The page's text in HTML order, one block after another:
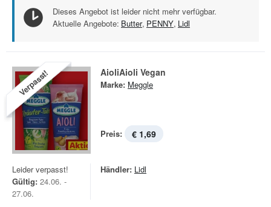
Dieses Angebot ist leider nicht mehr verfügbar.
Aktuelle Angebote: Butter, PENNY, Lidl
Verpasst! AioliAioli Vegan
Marke: Meggle
Preis: € 1,69
Leider verpasst!
Gültig: 24.06. -
27.06.
Händler: Lidl